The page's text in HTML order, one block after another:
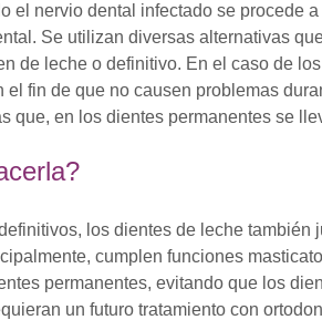
el nervio dental infectado se procede
Se utilizan diversas alternativas
de leche o definitivo. En el caso de
el fin de que no causen problemas
que, en los dientes permanentes se
los dientes de leche también
cumplen funciones
permanentes, evitando que los
un futuro tratamiento con